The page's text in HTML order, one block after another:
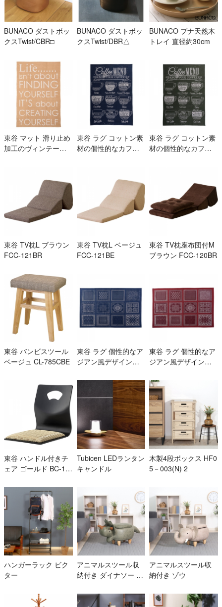
BUNACO ダストボッ
クスTwist/CBR□
BUNACO ダストボッ
クスTwist/DBR△
BUNACO ブナ天然木
トレイ 直径約30cm
東谷 マット 滑り止め
加工のヴィンテージ
東谷 ラグ コットン素
材の個性的なカフェ
東谷 ラグ コットン素
材の個性的なカフェ
東谷 TV枕L ブラウン
FCC-121BR
東谷 TV枕L ベージュ
FCC-121BE
東谷 TV枕座布団付M
ブラウン FCC-120BR
東谷 バンビスツール
ベージュ CL-785CBE
東谷 ラグ 個性的なア
ジアン風デザインマ
東谷 ラグ 個性的なア
ジアン風デザインラ
東谷 ハンドル付きチ
ェア ゴールド BC-11
Tubicen LEDランタン
キャンドル
木製4段ボックス HF0
5－003(N) 2
ハンガーラック ビク
ター
アニマルスツール収
納付き ダイナソー グ
アニマルスツール収
納付き ゾウ